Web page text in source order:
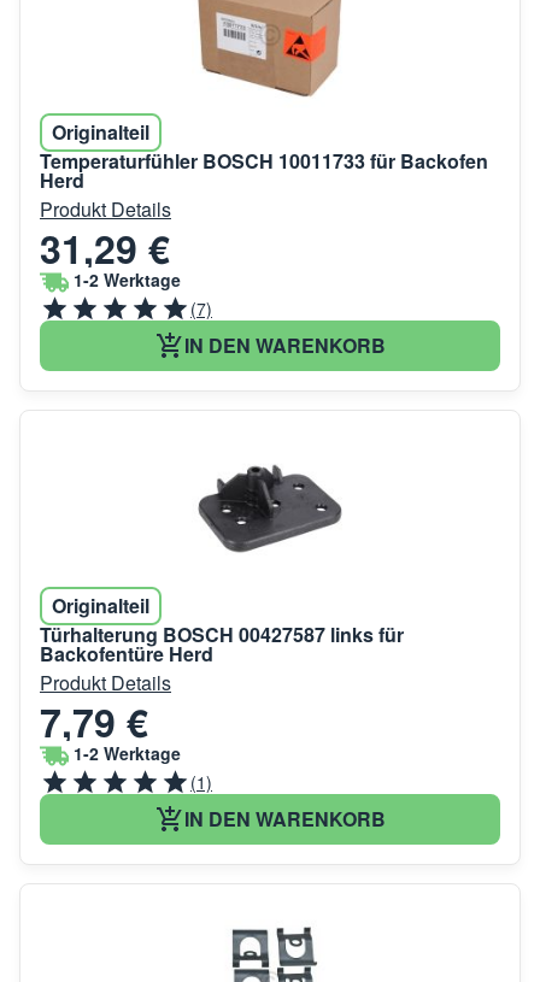
Originalteil
Temperaturfühler BOSCH 10011733 für Backofen
Herd
Produkt Details
31,29 €
1-2 Werktage
(7)
IN DEN WARENKORB
Originalteil
Türhalterung BOSCH 00427587 links für
Backofentüre Herd
Produkt Details
7,79 €
1-2 Werktage
(1)
IN DEN WARENKORB